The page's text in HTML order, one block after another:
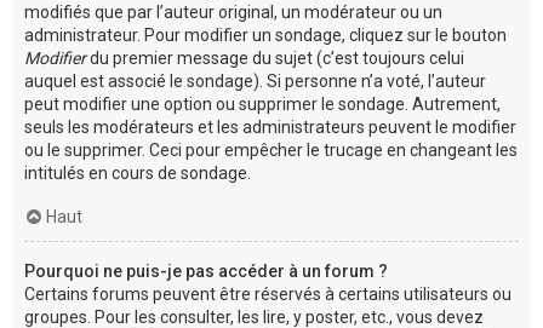
modifiés que par l’auteur original, un modérateur ou un
administrateur. Pour modifier un sondage, cliquez sur le bouton
Modifierdu premier message du sujet (c’est toujours celui
auquel est associé le sondage). Si personne n’a voté, l’auteur
peut modifier une option ou supprimer le sondage. Autrement,
seuls les modérateurs et les administrateurs peuvent le modifier
ou le supprimer. Ceci pour empêcher le trucage en changeant les
intitulés en cours de sondage.
Haut
Pourquoi ne puis-je pas accéder à un forum ?
Certains forums peuvent être réservés à certains utilisateurs ou
groupes. Pour les consulter, les lire, y poster, etc., vous devez